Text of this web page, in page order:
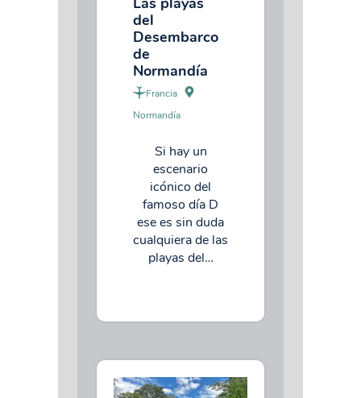
del
Desembarco
de
Normandía
Francia
Normandía
Si hay un
escenario
icónico del
famoso día D
ese es sin duda
cualquiera de las
playas del…